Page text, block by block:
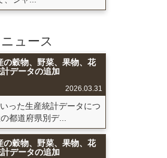
ュース
の穀物、野菜、果物、花
データの追加
2026.03.31
った生産統計データにつ
都道府県別デ...
の穀物、野菜、果物、花
データの追加